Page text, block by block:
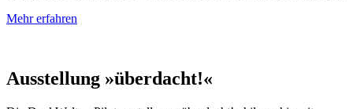
Mehr erfahren
Ausstellung »überdacht!«